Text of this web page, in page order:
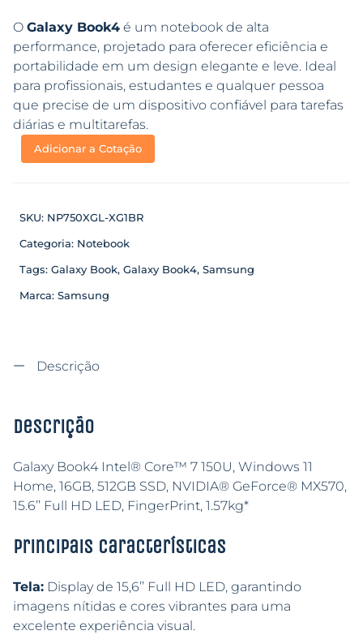
O Galaxy Book4 é um notebook de alta
performance, projetado para oferecer eficiência e
portabilidade em um design elegante e leve. Ideal
para profissionais, estudantes e qualquer pessoa
que precise de um dispositivo confiável para tarefas
diárias e multitarefas.
Adicionar a Cotação
SKU: NP750XGL-XG1BR
Categoria: Notebook
Tags: Galaxy Book, Galaxy Book4, Samsung
Marca: Samsung
Descrição
Descrição
Galaxy Book4 Intel® Core™ 7 150U, Windows 11
Home, 16GB, 512GB SSD, NVIDIA® GeForce® MX570,
15.6’’ Full HD LED, FingerPrint, 1.57kg*
Principais características
Tela: Display de 15,6’’ Full HD LED, garantindo
imagens nítidas e cores vibrantes para uma
excelente experiência visual.